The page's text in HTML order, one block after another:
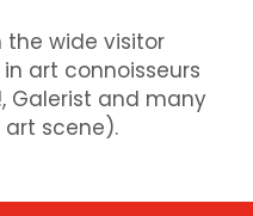
the wide visitor
art connoisseurs
Galerist and many
scene).